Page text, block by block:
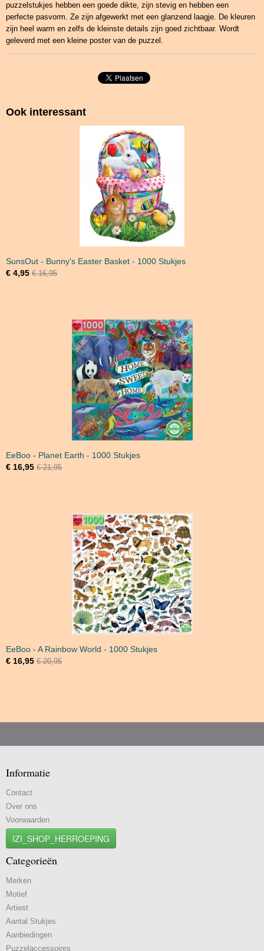
puzzelstukjes hebben een goede dikte, zijn stevig en hebben een
perfecte pasvorm. Ze zijn afgewerkt met een glanzend laagje. De kleuren
zijn heel warm en zelfs de kleinste details zijn goed zichtbaar. Wordt
geleverd met een kleine poster van de puzzel.
Ook interessant
SunsOut - Bunny's Easter Basket - 1000 Stukjes
€ 4,95 € 16,95
EeBoo - Planet Earth - 1000 Stukjes
€ 16,95 € 21,95
EeBoo - A Rainbow World - 1000 Stukjes
€ 16,95 € 20,95
Informatie
Contact
Over ons
Voorwaarden
IZI_SHOP_HERROEPING
Categorieën
Merken
Motief
Artiest
Aantal Stukjes
Aanbiedingen
Puzzelaccessoires